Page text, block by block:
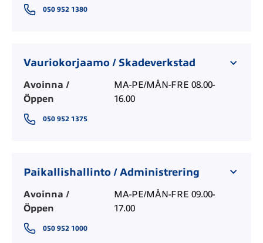
050 952 1380
Vauriokorjaamo / Skadeverkstad
Avoinna /
Öppen
MA-PE/MÅN-FRE 08.00-
16.00
050 952 1375
Paikallishallinto / Administrering
Avoinna /
Öppen
MA-PE/MÅN-FRE 09.00-
17.00
050 952 1000